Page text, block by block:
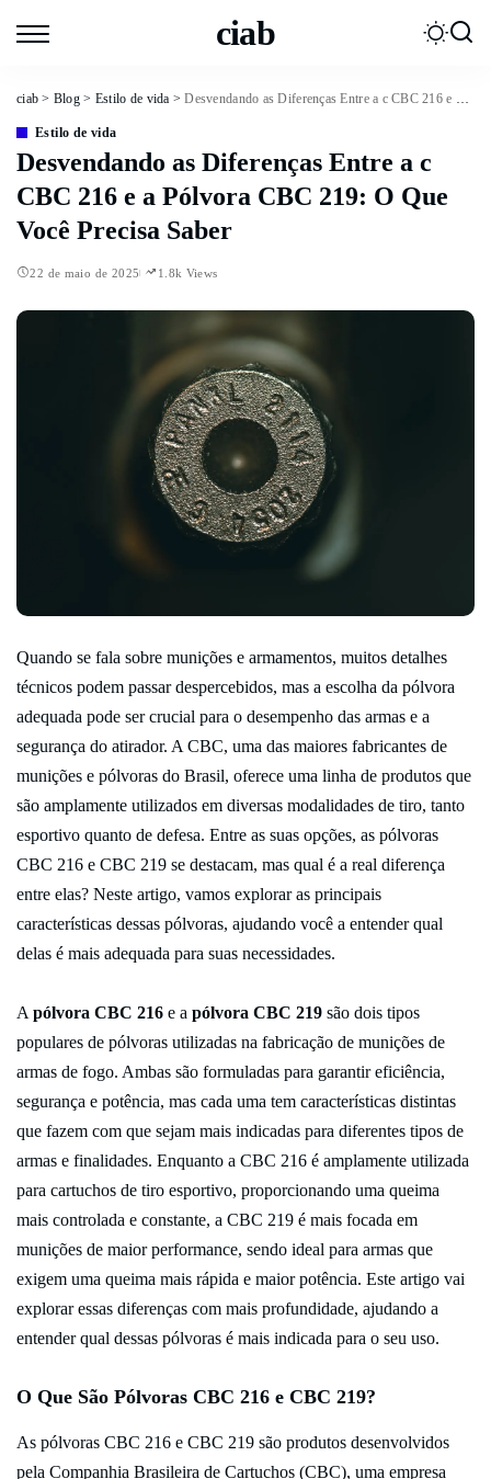
ciab
ciab > Blog > Estilo de vida >Desvendando as Diferenças Entre a c CBC 216 e a Pólvora CBC 219: O Que Você Precisa Saber
Estilo de vida
Desvendando as Diferenças Entre a c
CBC 216 e a Pólvora CBC 219: O Que
Você Precisa Saber
22 de maio de 2025 1.8k Views
Quando se fala sobre munições e armamentos, muitos detalhes
técnicos podem passar despercebidos, mas a escolha da pólvora
adequada pode ser crucial para o desempenho das armas e a
segurança do atirador. A CBC, uma das maiores fabricantes de
munições e pólvoras do Brasil, oferece uma linha de produtos que
são amplamente utilizados em diversas modalidades de tiro, tanto
esportivo quanto de defesa. Entre as suas opções, as pólvoras
CBC 216 e CBC 219 se destacam, mas qual é a real diferença
entre elas? Neste artigo, vamos explorar as principais
características dessas pólvoras, ajudando você a entender qual
delas é mais adequada para suas necessidades.
A pólvora CBC 216 e a pólvora CBC 219 são dois tipos
populares de pólvoras utilizadas na fabricação de munições de
armas de fogo. Ambas são formuladas para garantir eficiência,
segurança e potência, mas cada uma tem características distintas
que fazem com que sejam mais indicadas para diferentes tipos de
armas e finalidades. Enquanto a CBC 216 é amplamente utilizada
para cartuchos de tiro esportivo, proporcionando uma queima
mais controlada e constante, a CBC 219 é mais focada em
munições de maior performance, sendo ideal para armas que
exigem uma queima mais rápida e maior potência. Este artigo vai
explorar essas diferenças com mais profundidade, ajudando a
entender qual dessas pólvoras é mais indicada para o seu uso.
O Que São Pólvoras CBC 216 e CBC 219?
As pólvoras CBC 216 e CBC 219 são produtos desenvolvidos
pela Companhia Brasileira de Cartuchos (CBC), uma empresa